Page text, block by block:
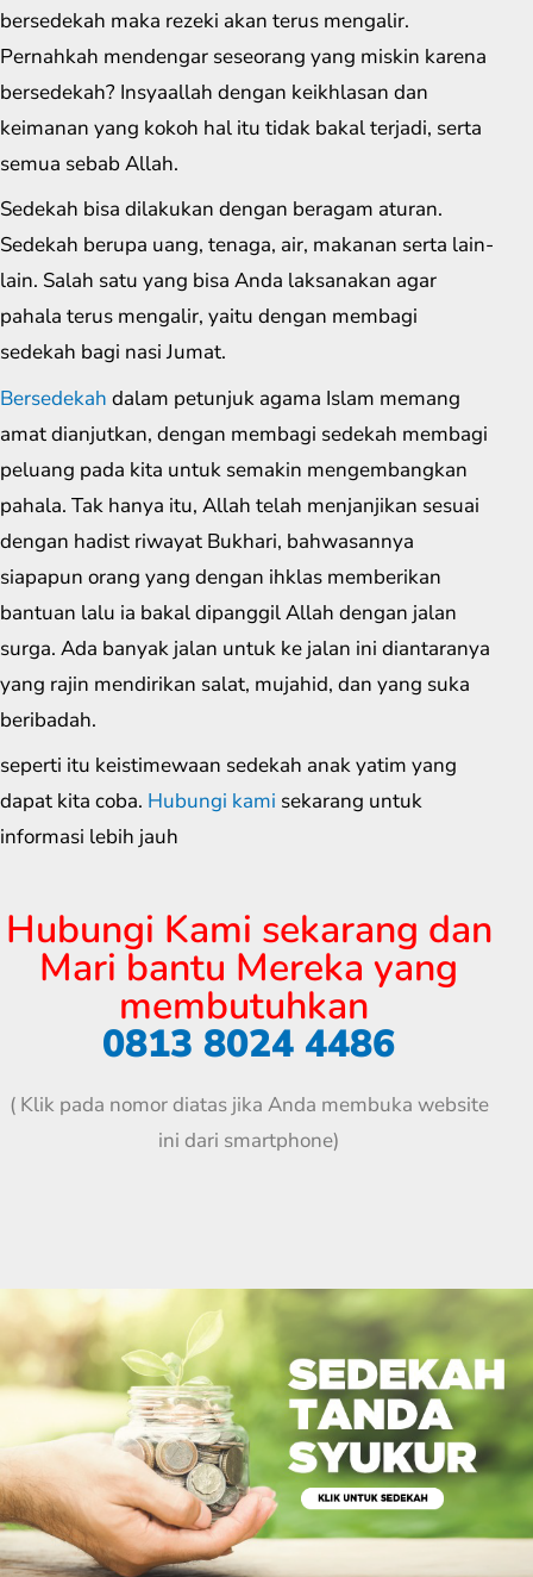
bersedekah maka rezeki akan terus mengalir.
Pernahkah mendengar seseorang yang miskin karena
bersedekah? Insyaallah dengan keikhlasan dan
keimanan yang kokoh hal itu tidak bakal terjadi, serta
semua sebab Allah.
Sedekah bisa dilakukan dengan beragam aturan.
Sedekah berupa uang, tenaga, air, makanan serta lain-
lain. Salah satu yang bisa Anda laksanakan agar
pahala terus mengalir, yaitu dengan membagi
sedekah bagi nasi Jumat.
Bersedekah dalam petunjuk agama Islam memang
amat dianjutkan, dengan membagi sedekah membagi
peluang pada kita untuk semakin mengembangkan
pahala. Tak hanya itu, Allah telah menjanjikan sesuai
dengan hadist riwayat Bukhari, bahwasannya
siapapun orang yang dengan ihklas memberikan
bantuan lalu ia bakal dipanggil Allah dengan jalan
surga. Ada banyak jalan untuk ke jalan ini diantaranya
yang rajin mendirikan salat, mujahid, dan yang suka
beribadah.
seperti itu keistimewaan sedekah anak yatim yang
dapat kita coba. Hubungi kami sekarang untuk
informasi lebih jauh
Hubungi Kami sekarang dan
Mari bantu Mereka yang
membutuhkan
0813 8024 4486
( Klik pada nomor diatas jika Anda membuka website
ini dari smartphone)